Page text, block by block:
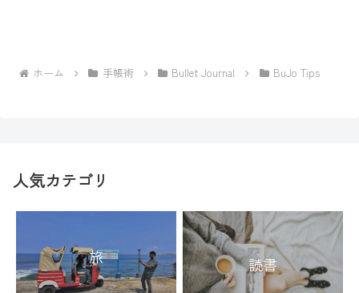
ホーム 手帳術 Bullet Journal BuJo Tips
人気カテゴリ
旅 読書